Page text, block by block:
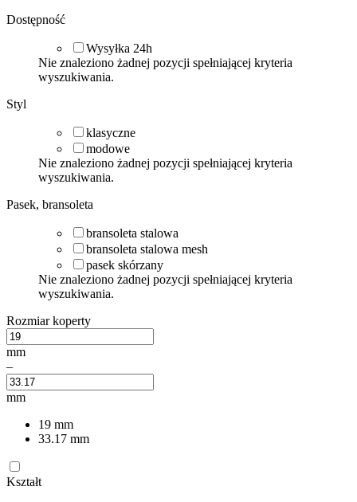
Dostępność
Wysyłka 24h
Nie znaleziono żadnej pozycji spełniającej kryteria
wyszukiwania.
Styl
klasyczne
modowe
Nie znaleziono żadnej pozycji spełniającej kryteria
wyszukiwania.
Pasek, bransoleta
bransoleta stalowa
bransoleta stalowa mesh
pasek skórzany
Nie znaleziono żadnej pozycji spełniającej kryteria
wyszukiwania.
Rozmiar koperty
mm
–
mm
19 mm
33.17 mm
Kształt